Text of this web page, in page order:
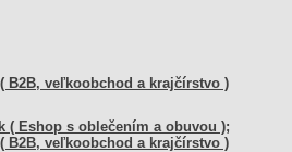
B2B, veľkoobchod a krajčírstvo )
( Eshop s oblečením a obuvou );
B2B, veľkoobchod a krajčírstvo )